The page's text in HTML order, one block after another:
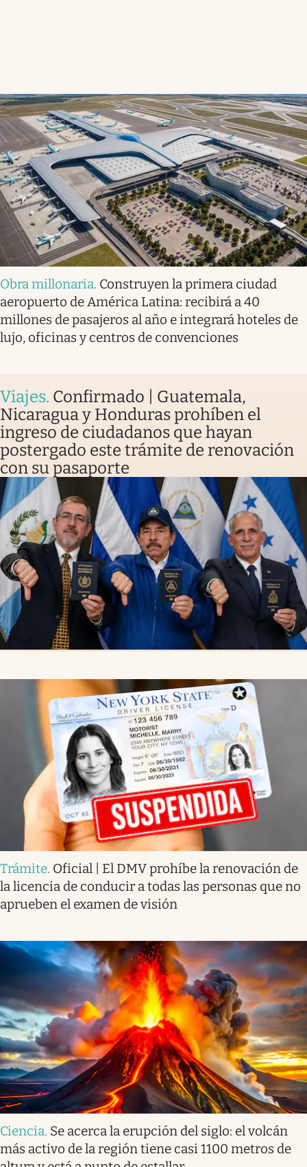
Obra millonaria. Construyen la primera ciudad
aeropuerto de América Latina: recibirá a 40
millones de pasajeros al año e integrará hoteles de
lujo, oficinas y centros de convenciones
Viajes. Confirmado | Guatemala,
Nicaragua y Honduras prohíben el
ingreso de ciudadanos que hayan
postergado este trámite de renovación
con su pasaporte
Trámite. Oficial | El DMV prohíbe la renovación de
la licencia de conducir a todas las personas que no
aprueben el examen de visión
Ciencia. Se acerca la erupción del siglo: el volcán
más activo de la región tiene casi 1100 metros de